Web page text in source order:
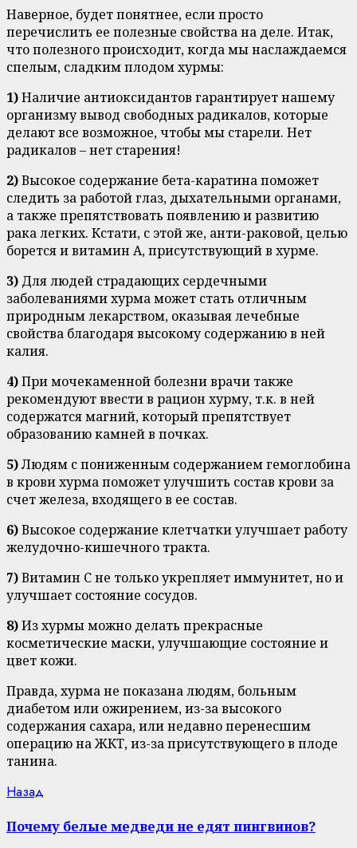
Наверное, будет понятнее, если просто
перечислить ее полезные свойства на деле. Итак,
что полезного происходит, когда мы наслаждаемся
спелым, сладким плодом хурмы:
1)Наличие антиоксидантов гарантирует нашему
организму вывод свободных радикалов, которые
делают все возможное, чтобы мы старели. Нет
радикалов – нет старения!
2)Высокое содержание бета-каратина поможет
следить за работой глаз, дыхательными органами,
а также препятствовать появлению и развитию
рака легких. Кстати, с этой же, анти-раковой, целью
борется и витамин А, присутствующий в хурме.
3) Для людей страдающих сердечными
заболеваниями хурма может стать отличным
природным лекарством, оказывая лечебные
свойства благодаря высокому содержанию в ней
калия.
4)При мочекаменной болезни врачи также
рекомендуют ввести в рацион хурму, т.к. в ней
содержатся магний, который препятствует
образованию камней в почках.
5)Людям с пониженным содержанием гемоглобина
в крови хурма поможет улучшить состав крови за
счет железа, входящего в ее состав.
6)Высокое содержание клетчатки улучшает работу
желудочно-кишечного тракта.
7)Витамин С не только укрепляет иммунитет, но и
улучшает состояние сосудов.
8)Из хурмы можно делать прекрасные
косметические маски, улучшающие состояние и
цвет кожи.
Правда, хурма не показана людям, больным
диабетом или ожирением, из-за высокого
содержания сахара, или недавно перенесшим
операцию на ЖКТ, из-за присутствующего в плоде
танина.
Continue
Reading
Назад
Почему белые медведи не едят пингвинов?